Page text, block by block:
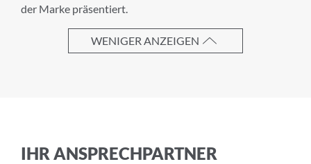
der Marke präsentiert.
WENIGER ANZEIGEN
IHR ANSPRECHPARTNER
E-Mail-Adresse